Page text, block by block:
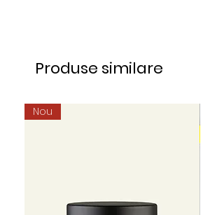
Produse similare
Nou